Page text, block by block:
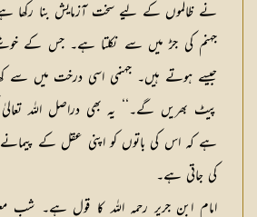
نے ظالموں کے لیے سخت آزمایش بنا
جہنم کی جڑ میں سے نکلتا ہے۔ جس کے
جیسے ہوتے ہیں۔ جہنمی اسی درخت میں سے
پیٹ بھریں گے۔‘‘ یہ بھی دراصل اللہ تعالیٰ
ہے کہ اس کی باتوں کو اپنی عقل کے
کی جاتی ہے۔
امام ابن جریر رحمہ اللہ کا قول ہے۔ شب